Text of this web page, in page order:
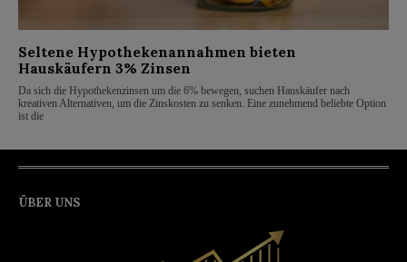
Seltene Hypothekenannahmen bieten
Hauskäufern 3% Zinsen
Da sich die Hypothekenzinsen um die 6% bewegen, suchen Hauskäufer nach
kreativen Alternativen, um die Zinskosten zu senken. Eine zunehmend beliebte Option
ist die
ÜBER UNS